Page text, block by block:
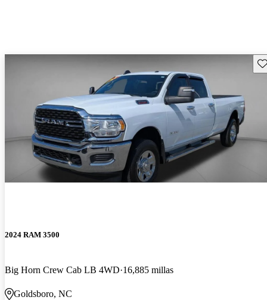
2024 RAM 3500
Big Horn Crew Cab LB 4WD 16,885 millas
Goldsboro, NC